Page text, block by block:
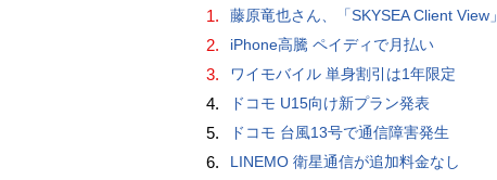
1. 藤原竜也さん、「SKYSEA Client View」新CMで「AI労務改善」をアピール 働き方をAIが分析したら「すぐに休んで」と言われる？
2. iPhone高騰 ペイディで月払い
3. ワイモバイル 単身割引は1年限定
4. ドコモ U15向け新プラン発表
5. ドコモ 台風13号で通信障害発生
6. LINEMO 衛星通信が追加料金なし